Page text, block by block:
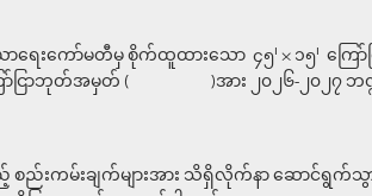
ရေးကော်မတီမှ စိုက်ထူထားသော ၄၅၊ × ၁၅၊
ကြော်
ော ကြော်ငြာဘုတ်အမှတ် ( )အား ၂၀၂၆-၂၀၂၇
ကမ်းချက်များအား သိရှိလိုက်နာ ဆောင်ရွက်သွားမ